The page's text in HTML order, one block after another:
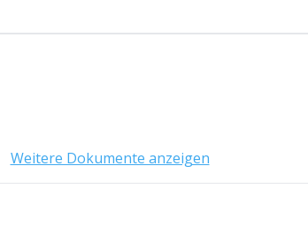
Weitere Dokumente anzeigen